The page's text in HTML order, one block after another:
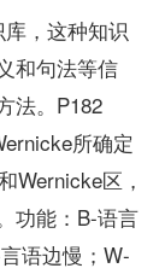
，这种知识
和句法等信
法。P182
所确定
Wernicke区，
功能：B-语言
语边慢；W-